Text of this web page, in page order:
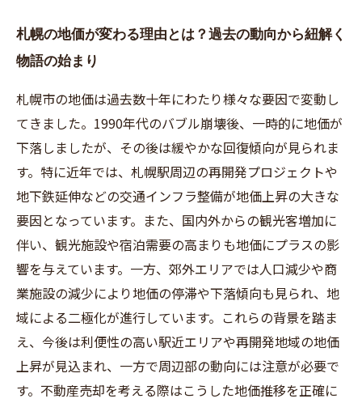
と資産運用の秘訣
札幌の地価推移を総まとめ！今後の市場を見据
えたおすすめの対策
これからの札幌不動産市場を制するために知っ
ておくべき7つのポイント
札幌の地価が変わる理由とは？過去の動向から紐解く
物語の始まり
札幌市の地価は過去数十年にわたり様々な要因で変動し
てきました。1990年代のバブル崩壊後、一時的に地価が
下落しましたが、その後は緩やかな回復傾向が見られま
す。特に近年では、札幌駅周辺の再開発プロジェクトや
地下鉄延伸などの交通インフラ整備が地価上昇の大きな
要因となっています。また、国内外からの観光客増加に
伴い、観光施設や宿泊需要の高まりも地価にプラスの影
響を与えています。一方、郊外エリアでは人口減少や商
業施設の減少により地価の停滞や下落傾向も見られ、地
域による二極化が進行しています。これらの背景を踏ま
え、今後は利便性の高い駅近エリアや再開発地域の地価
上昇が見込まれ、一方で周辺部の動向には注意が必要で
す。不動産売却を考える際はこうした地価推移を正確に